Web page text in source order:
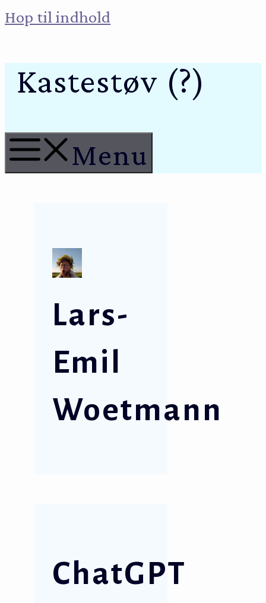
Hop til indhold
Kastestøv (?)
Menu
Lars-
Emil
Woetmann
ChatGPT